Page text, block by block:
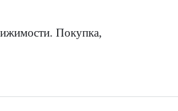
Покупка,